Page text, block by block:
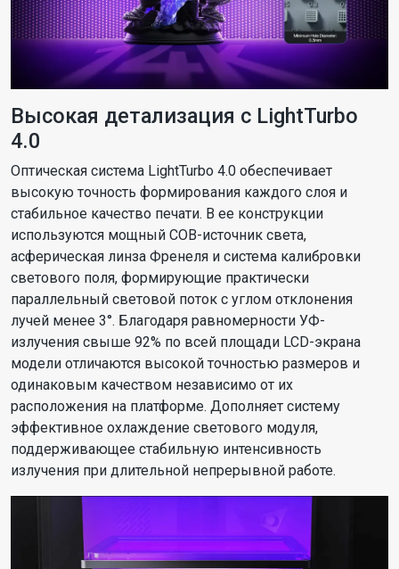
Высокая детализация с LightTurbo
4.0
Оптическая система LightTurbo 4.0 обеспечивает
высокую точность формирования каждого слоя и
стабильное качество печати. В ее конструкции
используются мощный COB-источник света,
асферическая линза Френеля и система калибровки
светового поля, формирующие практически
параллельный световой поток с углом отклонения
лучей менее 3°. Благодаря равномерности УФ-
излучения свыше 92% по всей площади LCD-экрана
модели отличаются высокой точностью размеров и
одинаковым качеством независимо от их
расположения на платформе. Дополняет систему
эффективное охлаждение светового модуля,
поддерживающее стабильную интенсивность
излучения при длительной непрерывной работе.